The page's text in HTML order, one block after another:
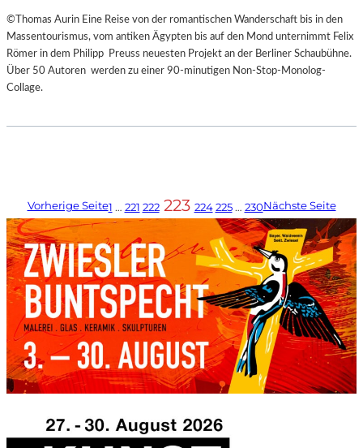
©Thomas Aurin Eine Reise von der romantischen Wanderschaft bis in den
Massentourismus, vom antiken Ägypten bis auf den Mond unternimmt Felix
Römer in dem Philipp Preuss neuesten Projekt an der Berliner Schaubühne.
Über 50 Autoren werden zu einer 90-minutigen Non-Stop-Monolog-
Collage.
Vorherige Seite1 … 221 222 223 224 225 … 230Nächste Seite